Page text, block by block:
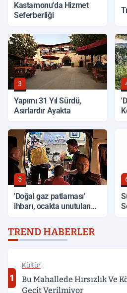
Kastamonu'da Hizmet
Seferberliği
3
Yapımı 31 Yıl Sürdü,
Asırlardır Ayakta
5
'Doğal gaz patlaması'
ihbarı, ocakta unutulan
TREND HABERLER
1
Kültür
Bu Mahallede Hırsızlık Ve
Geçit Verilmiyor